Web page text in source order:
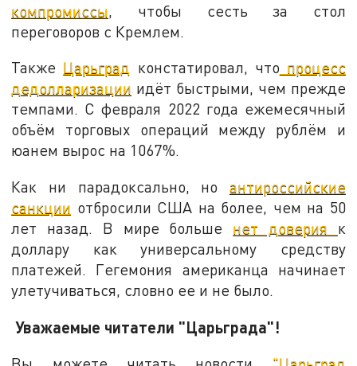
компромиссы , чтобы сесть за стол
переговоров с Кремлем.
Также Царьград констатировал, что процесс
дедолларизации идёт быстрыми, чем прежде
темпами. С февраля 2022 года ежемесячный
объём торговых операций между рублём и
юанем вырос на 1067%.
Как ни парадоксально, но антироссийские
санкции отбросили США на более, чем на 50
лет назад. В мире больше нет доверия к
доллару как универсальному средству
платежей. Гегемония американца начинает
улетучиваться, словно ее и не было.
Уважаемые читатели "Царьграда"!